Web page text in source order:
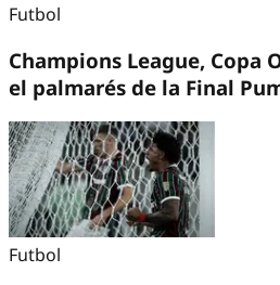
Futbol
Champions League, Copa
el palmarés de la Final
Futbol